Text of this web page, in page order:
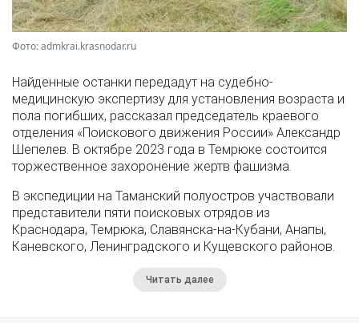
Фото: admkrai.krasnodar.ru
Найденные останки передадут на судебно-
медицинскую экспертизу для установления возраста и
пола погибших, рассказал председатель краевого
отделения «Поискового движения России» Александр
Шепелев. В октябре 2023 года в Темрюке состоится
торжественное захоронение жертв фашизма.
В экспедиции на Таманский полуостров участвовали
представители пяти поисковых отрядов из
Краснодара, Темрюка, Славянска-на-Кубани, Анапы,
Каневского, Ленинградского и Кущевского районов.
Читать далее